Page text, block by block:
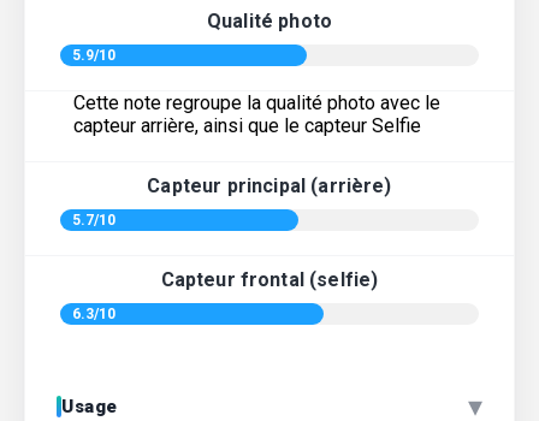
Qualité photo
5.9/10
Cette note regroupe la qualité photo avec le
capteur arrière, ainsi que le capteur Selfie
Capteur principal (arrière)
5.7/10
Capteur frontal (selfie)
6.3/10
Usage ▾